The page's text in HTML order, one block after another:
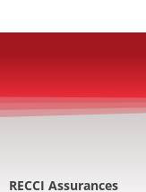
RECCI Assurances